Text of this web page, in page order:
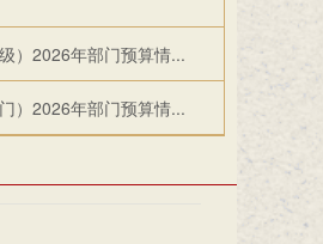
）2026年部门预算情...
）2026年部门预算情...